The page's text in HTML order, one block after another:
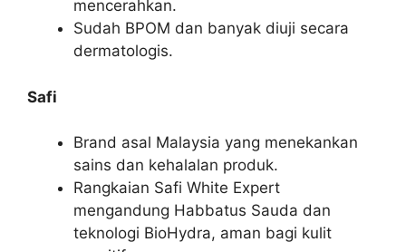
mencerahkan.
Sudah BPOM dan banyak diuji secara
dermatologis.
Safi
Brand asal Malaysia yang menekankan
sains dan kehalalan produk.
Rangkaian Safi White Expert
mengandung Habbatus Sauda dan
teknologi BioHydra, aman bagi kulit